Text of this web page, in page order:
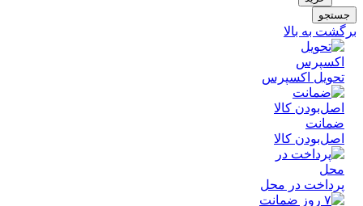
به بالا
اکسپرس
کالا
در محل